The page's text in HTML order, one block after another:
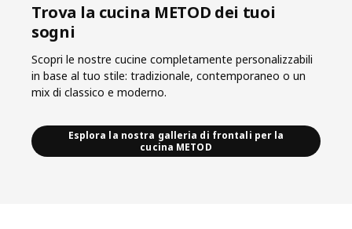
Trova la cucina METOD dei tuoi
sogni
Scopri le nostre cucine completamente personalizzabili
in base al tuo stile: tradizionale, contemporaneo o un
mix di classico e moderno.
Esplora la nostra galleria di frontali per la
cucina METOD